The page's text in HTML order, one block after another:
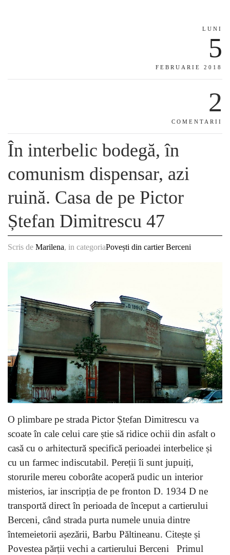
LUNI
5
FEBRUARIE 2018
2
COMENTARII
În interbelic bodegă, în
comunism dispensar, azi
ruină. Casa de pe Pictor
Ștefan Dimitrescu 47
Scris de Marilena, in categoriaPovești din cartier Berceni
O plimbare pe strada Pictor Ștefan Dimitrescu va
scoate în cale celui care știe să ridice ochii din asfalt o
casă cu o arhitectură specifică perioadei interbelice și
cu un farmec indiscutabil. Pereții îi sunt jupuiți,
storurile mereu coborâte acoperă pudic un interior
misterios, iar inscripția de pe fronton D. 1934 D ne
transportă direct în perioada de început a cartierului
Berceni, când strada purta numele unuia dintre
întemeietorii așezării, Barbu Păltineanu. Citește și
Povestea părții vechi a cartierului Berceni Primul